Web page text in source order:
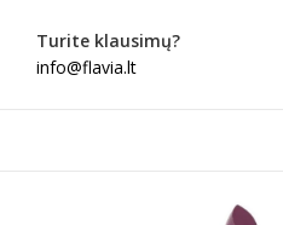
Turite klausimų?
info@flavia.lt